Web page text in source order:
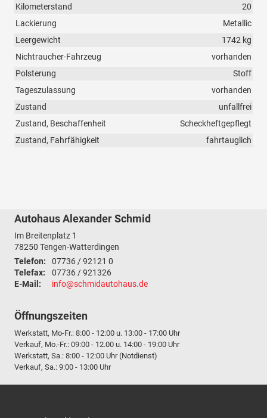
Kilometerstand
20
Lackierung
Metallic
Leergewicht
1742 kg
Nichtraucher-Fahrzeug
vorhanden
Polsterung
Stoff
Tageszulassung
vorhanden
Zustand
unfallfrei
Zustand, Beschaffenheit
Scheckheftgepflegt
Zustand, Fahrfähigkeit
fahrtauglich
Autohaus Alexander Schmid
Im Breitenplatz 1
78250 Tengen-Watterdingen
Telefon:
07736 / 92121 0
Telefax:
07736 / 921326
E-Mail:
info@schmidautohaus.de
Öffnungszeiten
Werkstatt, Mo-Fr.: 8:00 - 12:00 u. 13:00 - 17:00 Uhr
Verkauf, Mo.-Fr.: 09:00 - 12.00 u. 14:00 - 19:00 Uhr
Werkstatt, Sa.: 8:00 - 12:00 Uhr (Notdienst)
Verkauf, Sa.: 9:00 - 13:00 Uhr